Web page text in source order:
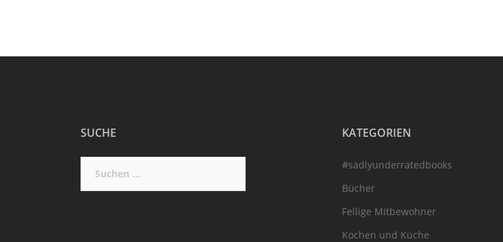
SUCHE
nach:
KATEGORIEN
#sadlyunderratedbooks
Bücher
Fellige Mitbewohner
Kochen und Küche